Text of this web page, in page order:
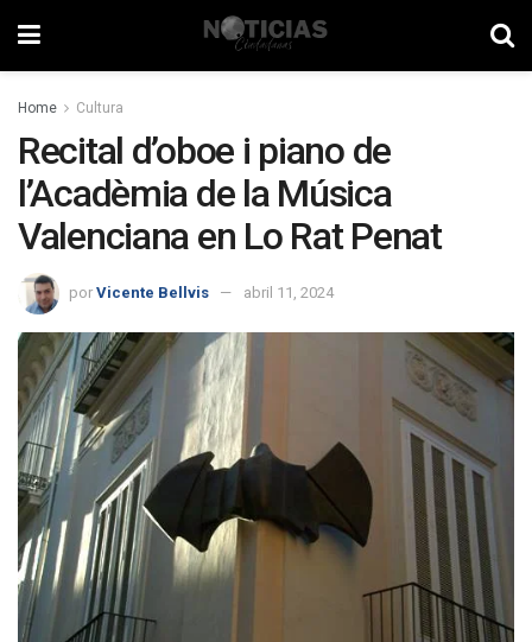
Home Cultura
Recital d’oboe i piano de
l’Acadèmia de la Música
Valenciana en Lo Rat Penat
por Vicente Bellvis abril 11, 2024